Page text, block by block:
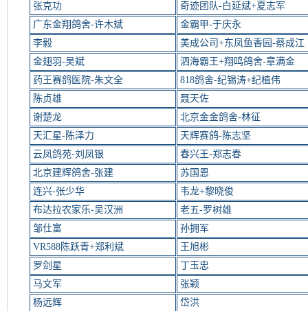
张克功
奇迹团队-白延斌+夏志军
广东金翔鸽舍-许木斌
金霸甲-于庆永
李毅
美成公司+东凤鱼香园-蔡成江
金翅羽-吴斌
泗海霸王+翔鸣鸽舍-章满金
药王赛鸽医院-朱文全
818鸽舍-纪锡涛+纪植伟
陈贞雄
聂天佐
谢楚龙
北京金金鸽舍-林征
天汇星-陈泽力
天辉赛鸽-陈志坚
云凤鸽苑-刘凤银
春兴王-郑志春
北京建辉鸽舍-张建
苏国恩
连兴-张少华
韦龙+黎晓俊
布达拉农家乐-吴汉洲
老五-罗树雄
邹仕富
孙拥军
VR588陈跃青+郑利斌
王旭彬
罗剑星
丁玉忠
马文军
张颖
杨远辉
岱洪